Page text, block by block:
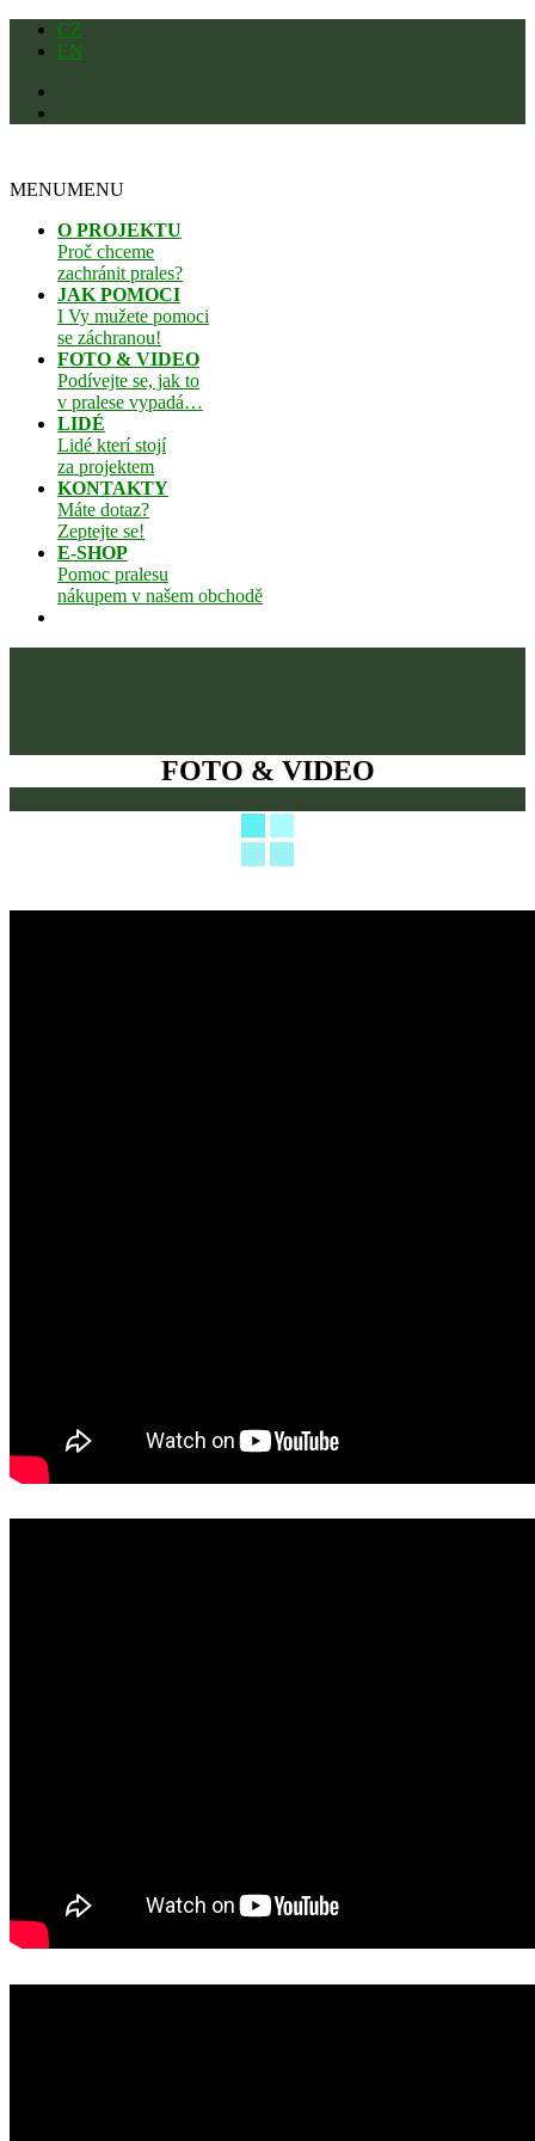
Skip
CZ
EN
MENUMENU
O PROJEKTU
Proč chceme
zachránit prales?
JAK POMOCI
I Vy mužete pomoci
se záchranou!
FOTO & VIDEO
Podívejte se, jak to
v pralese vypadá…
LIDÉ
Lidé kterí stojí
za projektem
KONTAKTY
Máte dotaz?
Zeptejte se!
E-SHOP
Pomoc pralesu
nákupem v našem obchodě
FOTO & VIDEO